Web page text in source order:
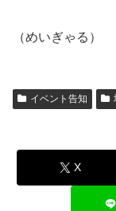
（めいぎゃる）
イベント告知
X